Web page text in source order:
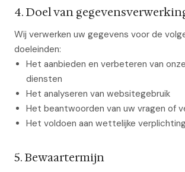
4. Doel van
Wij verwerken uw gegevens voor de
doeleinden:
Het aanbieden en verbeteren van
diensten
Het analyseren van websitegebruik
Het beantwoorden van uw vragen of
Het voldoen aan wettelijke
5. Bewaartermijn